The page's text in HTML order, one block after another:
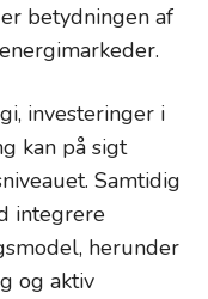
betydningen af
investeringer i
kan på sigt
Samtidig
integrere
herunder
og aktiv